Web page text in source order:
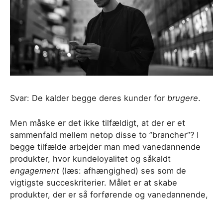
Svar: De kalder begge deres kunder for brugere.
Men måske er det ikke tilfældigt, at der er et
sammenfald mellem netop disse to ”brancher”? I
begge tilfælde arbejder man med vanedannende
produkter, hvor kundeloyalitet og såkaldt
engagement (læs: afhængighed) ses som de
vigtigste succeskriterier. Målet er at skabe
produkter, der er så forførende og vanedannende,